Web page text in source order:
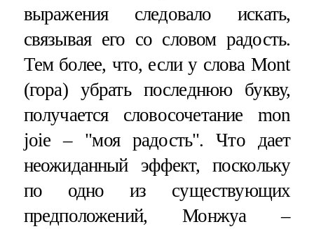
выражения следовало искать,
связывая его со словом радость.
Тем более, что, если у слова Mont
(гора) убрать последнюю букву,
получается словосочетание mon
joie – "моя радость". Что дает
неожиданный эффект, поскольку
по одно из существующих
предположений, Монжуа –